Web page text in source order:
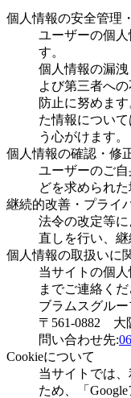
個人情報の安全管理
ユーザーの個
す。
個人情報の漏
よび第三者へ
防止に努めま
た情報につい
う心がけます。
個人情報の確認・修
ユーザーのご
どを求められ
継続的改善・プライ
法令の改定等
直しを行い、継
個人情報の取扱いに
当サイトの個
までご連絡くだ
ブラムスグルー
〒561-0882 大
問い合わせ先:
Cookieについて
当サイトでは
ため、「